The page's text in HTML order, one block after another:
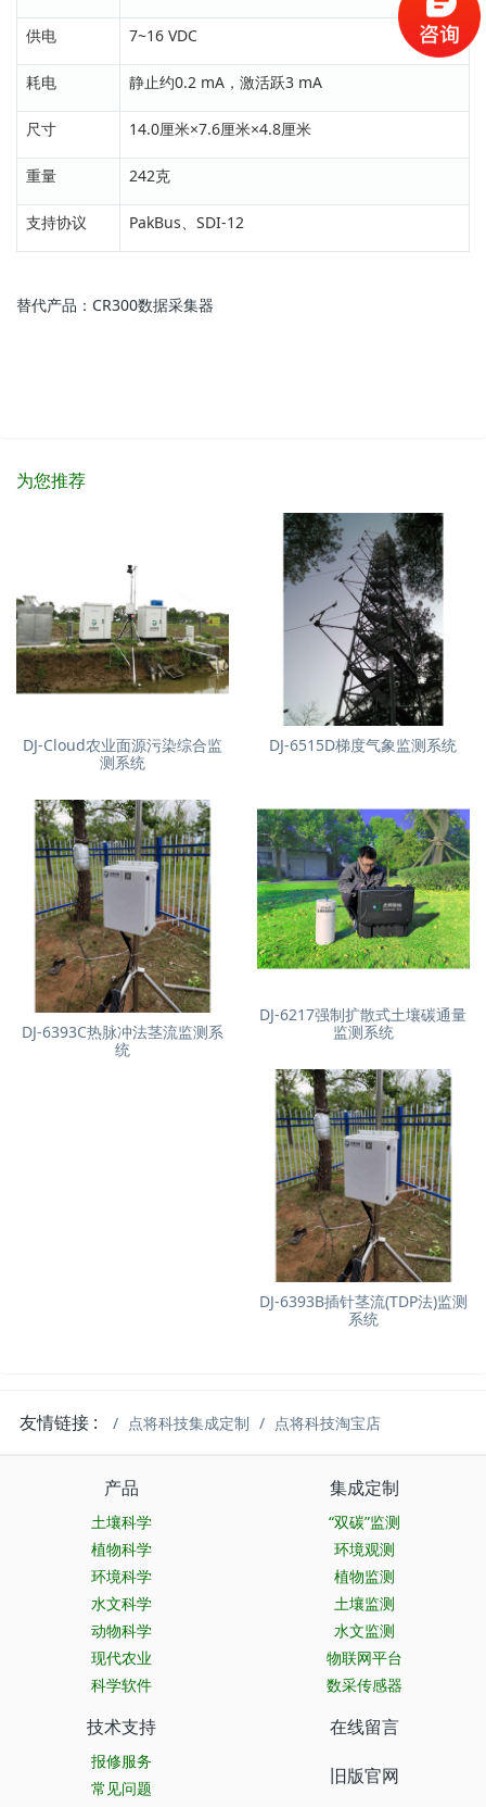
供电 7~16 VDC
耗电 静止约0.2 mA，激活跃3 mA
尺寸 14.0厘米×7.6厘米×4.8厘米
重量 242克
支持协议 PakBus、SDI-12
替代产品：CR300数据采集器
为您推荐
DJ-Cloud农业面源污染综合监
测系统
DJ-6515D梯度气象监测系统
DJ-6217强制扩散式土壤碳通量
监测系统
DJ-6393C热脉冲法茎流监测系
统
DJ-6393B插针茎流(TDP法)监测
系统
友情链接 : 点将科技集成定制 点将科技淘宝店
产品
土壤科学
植物科学
环境科学
水文科学
动物科学
现代农业
科学软件
集成定制
“双碳”监测
环境观测
植物监测
土壤监测
水文监测
物联网平台
数采传感器
技术支持
报修服务
常见问题
在线留言
旧版官网